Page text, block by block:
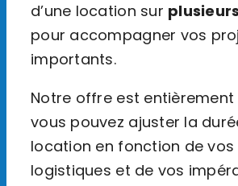
d’une location sur
pour accompagner vos
importants.
Notre offre est entièrement
vous pouvez ajuster la
location en fonction de
logistiques et de vos